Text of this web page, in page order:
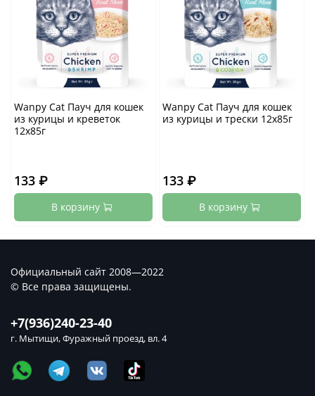
Wanpy Cat Пауч для кошек
из курицы и креветок
12х85г
133 ₽
В корзину
Wanpy Cat Пауч для кошек
из курицы и трески 12х85г
133 ₽
В корзину
+7(936)240-23-40
г. Мытищи, Фуражный проезд, вл. 4
Официальный сайт 2008—2022
© Все права защищены.